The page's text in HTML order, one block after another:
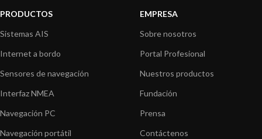
PRODUCTOS
Sistemas AIS
Internet a bordo
Sensores de navegación
Interfaz NMEA
Navegación PC
Navegación portátil
EMPRESA
Sobre nosotros
Portal Profesional
Nuestros productos
Fundación
Prensa
Contáctenos